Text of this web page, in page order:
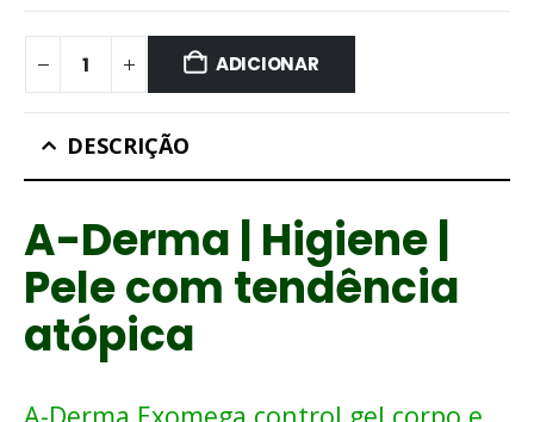
ADICIONAR
DESCRIÇÃO
A-Derma | Higiene |
Pele com tendência
atópica